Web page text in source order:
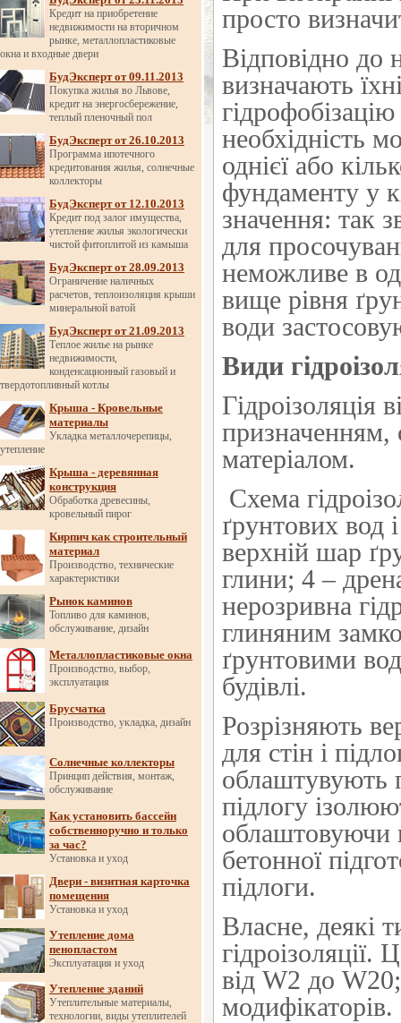
Кредит на приобретение
недвижимости на вторичном
рынке, металлопластиковые
окна и входные двери
БудЭксперт от 09.11.2013
Покупка жилья во Львове,
кредит на энергосбережение,
теплый пленочный пол
БудЭксперт от 26.10.2013
Программа ипотечного
кредитования жилья, солнечные
коллекторы
БудЭксперт от 12.10.2013
Кредит под залог имущества,
утепление жилья экологически
чистой фитоплитой из камыша
БудЭксперт от 28.09.2013
Ограничение наличных
расчетов, теплоизоляция крыши
минеральной ватой
БудЭксперт от 21.09.2013
Теплое жилье на рынке
недвижимости,
конденсационный газовый и
твердотопливный котлы
Крыша - Кровельные
материалы
Укладка металлочерепицы,
утепление
Крыша - деревянная
конструкция
Обработка древесины,
кровельный пирог
Кирпич как строительный
материал
Производство, технические
характеристики
Рынок каминов
Топливо для каминов,
обслуживание, дизайн
Металлопластиковые окна
Производство, выбор,
эксплуатация
Брусчатка
Производство, укладка, дизайн
Солнечные коллекторы
Принцип действия, монтаж,
обслуживание
Как установить бассейн
собственноручно и только
за час?
Установка и уход
Двери - визитная карточка
помещения
Установка и уход
Утепление дома
пенопластом
Эксплуатация и уход
Утепление зданий
Утеплительные материалы,
технологии, виды утеплителей
просто
Відповідно до
визначають
необхідність
однієї або
фундаменту у
значення: так
для
неможливе в
вище рівня
води
Види
Гідроізоляція
призначенням,
матеріалом.
Схема
ґрунтових вод
верхній шар
глини; 4 –
нерозривна
глиняним
ґрунтовими
будівлі.
Розрізняють
для стін і
облаштувують
підлогу
облаштовуючи
бетонної
підлоги.
Власне, деякі
від W2 до
модифікаторів.